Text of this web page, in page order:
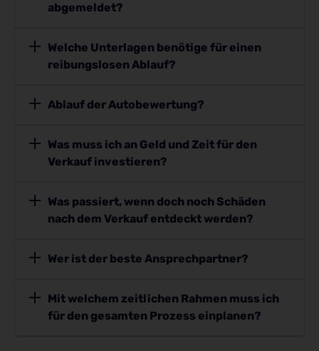
abgemeldet?
Welche Unterlagen benötige für einen
reibungslosen Ablauf?
Ablauf der Autobewertung?
Was muss ich an Geld und Zeit für den
Verkauf investieren?
Was passiert, wenn doch noch Schäden
nach dem Verkauf entdeckt werden?
Wer ist der beste Ansprechpartner?
Mit welchem zeitlichen Rahmen muss ich
für den gesamten Prozess einplanen?